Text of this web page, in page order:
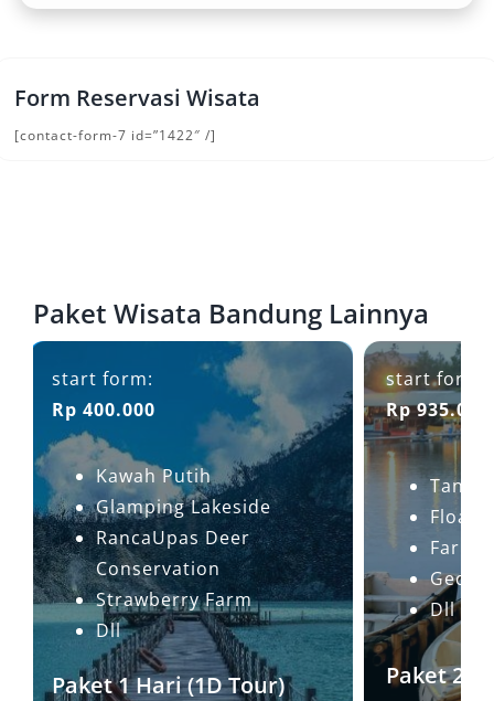
Form Reservasi Wisata
[contact-form-7 id=”1422″ /]
Paket Wisata Bandung Lainnya
start form:
Rp 400.000
Kawah Putih
Glamping Lakeside
RancaUpas Deer
Conservation
Strawberry Farm
Dll
Paket 1 Hari (1D Tour)
start form:
Rp 935.000
Dll
Paket 2